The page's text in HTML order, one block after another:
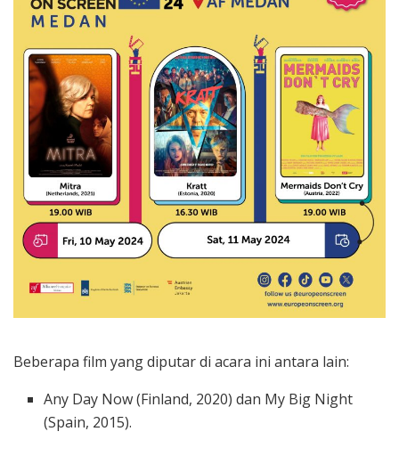
Beberapa film yang diputar di acara ini antara lain:
Any Day Now (Finland, 2020) dan My Big Night
(Spain, 2015).